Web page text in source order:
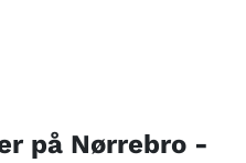
på Nørrebro -